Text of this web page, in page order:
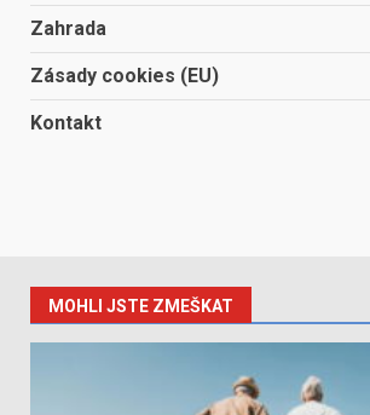
Zahrada
Zásady cookies (EU)
Kontakt
MOHLI JSTE ZMEŠKAT